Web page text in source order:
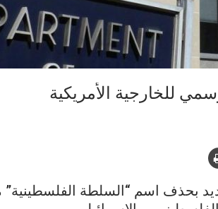
للخارجية الأمريكية
بحذف اسم “السلطة